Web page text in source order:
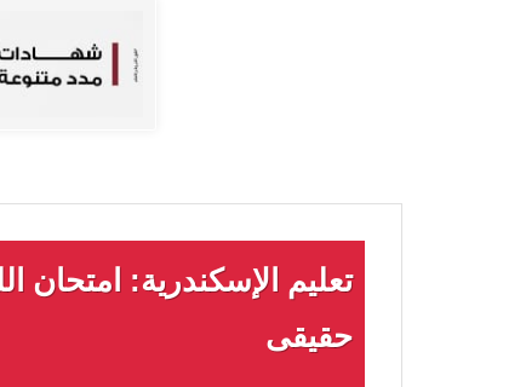
تعليم الإسكندرية: امتحان
حقيقى